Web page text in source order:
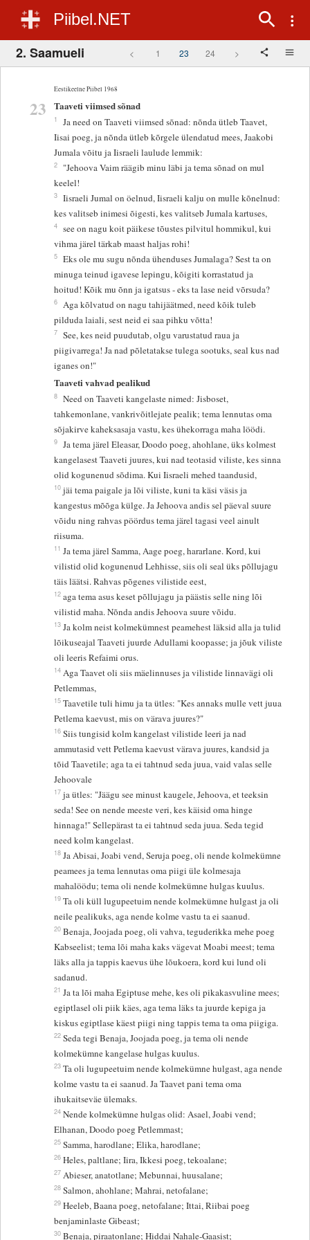
Piibel.NET
2. Saamueli < 1 23 24 >
Eestikeelne Piibel 1968
23 Taaveti viimsed sõnad
1
Ja need on Taaveti viimsed sõnad: nõnda ütleb Taavet,
Iisai poeg, ja nõnda ütleb kõrgele ülendatud mees, Jaakobi
Jumala võitu ja Iisraeli laulude lemmik:
2
"Jehoova Vaim räägib minu läbi ja tema sõnad on mul
keelel!
3 Iisraeli Jumal on öelnud, Iisraeli kalju on mulle kõnelnud:
kes valitseb inimesi õigesti, kes valitseb Jumala kartuses,
4 see on nagu koit päikese tõustes pilvitul hommikul, kui
vihma järel tärkab maast haljas rohi!
5 Eks ole mu sugu nõnda ühenduses Jumalaga? Sest ta on
minuga teinud igavese lepingu, kõigiti korrastatud ja
hoitud! Kõik mu õnn ja igatsus - eks ta lase neid võrsuda?
6 Aga kõlvatud on nagu tahijäätmed, need kõik tuleb
pilduda laiali, sest neid ei saa pihku võtta!
7 See, kes neid puudutab, olgu varustatud raua ja
piigivarrega! Ja nad põletatakse tulega sootuks, seal kus nad
iganes on!"
Taaveti vahvad pealikud
8 Need on Taaveti kangelaste nimed: Jisboset,
tahkemonlane, vankrivõitlejate pealik; tema lennutas oma
sõjakirve kaheksasaja vastu, kes ühekorraga maha löödi.
9 Ja tema järel Eleasar, Doodo poeg, ahohlane, üks kolmest
kangelasest Taaveti juures, kui nad teotasid viliste, kes sinna
olid kogunenud sõdima. Kui Iisraeli mehed taandusid,
10 jäi tema paigale ja lõi viliste, kuni ta käsi väsis ja
kangestus mõõga külge. Ja Jehoova andis sel päeval suure
võidu ning rahvas pöördus tema järel tagasi veel ainult
riisuma.
11 Ja tema järel Samma, Aage poeg, hararlane. Kord, kui
vilistid olid kogunenud Lehhisse, siis oli seal üks põllujagu
täis läätsi. Rahvas põgenes vilistide eest,
12 aga tema asus keset põllujagu ja päästis selle ning lõi
vilistid maha. Nõnda andis Jehoova suure võidu.
13 Ja kolm neist kolmekümnest peamehest läksid alla ja tulid
lõikuseajal Taaveti juurde Adullami koopasse; ja jõuk viliste
oli leeris Refaimi orus.
14 Aga Taavet oli siis mäelinnuses ja vilistide linnavägi oli
Petlemmas,
15 Taavetile tuli himu ja ta ütles: "Kes annaks mulle vett juua
Petlema kaevust, mis on värava juures?"
16 Siis tungisid kolm kangelast vilistide leeri ja nad
ammutasid vett Petlema kaevust värava juures, kandsid ja
tõid Taavetile; aga ta ei tahtnud seda juua, vaid valas selle
Jehoovale
17 ja ütles: "Jäägu see minust kaugele, Jehoova, et teeksin
seda! See on nende meeste veri, kes käisid oma hinge
hinnaga!" Sellepärast ta ei tahtnud seda juua. Seda tegid
need kolm kangelast.
18 Ja Abisai, Joabi vend, Seruja poeg, oli nende kolmekümne
peamees ja tema lennutas oma piigi üle kolmesaja
mahalöödu; tema oli nende kolmekümne hulgas kuulus.
19 Ta oli küll lugupeetuim nende kolmekümne hulgast ja oli
neile pealikuks, aga nende kolme vastu ta ei saanud.
20 Benaja, Joojada poeg, oli vahva, teguderikka mehe poeg
Kabseelist; tema lõi maha kaks vägevat Moabi meest; tema
läks alla ja tappis kaevus ühe lõukoera, kord kui lund oli
sadanud.
21 Ja ta lõi maha Egiptuse mehe, kes oli pikakasvuline mees;
egiptlasel oli piik käes, aga tema läks ta juurde kepiga ja
kiskus egiptlase käest piigi ning tappis tema ta oma piigiga.
22 Seda tegi Benaja, Joojada poeg, ja tema oli nende
kolmekümne kangelase hulgas kuulus.
23 Ta oli lugupeetuim nende kolmekümne hulgast, aga nende
kolme vastu ta ei saanud. Ja Taavet pani tema oma
ihukaitseväe ülemaks.
24 Nende kolmekümne hulgas olid: Asael, Joabi vend;
Elhanan, Doodo poeg Petlemmast;
25 Samma, harodlane; Elika, harodlane;
26 Heles, paltlane; Iira, Ikkesi poeg, tekoalane;
27 Abieser, anatotlane; Mebunnai, huusalane;
28 Salmon, ahohlane; Mahrai, netofalane;
29 Heeleb, Baana poeg, netofalane; Ittai, Riibai poeg
benjaminlaste Gibeast;
30 Benaja, piraatonlane; Hiddai Nahale-Gaasist;